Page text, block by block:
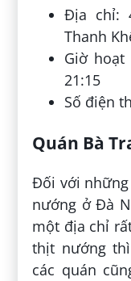
Địa chỉ:
Thanh
Giờ hoạt
21:15
Số điện
Quán Bà
Đối với
nướng ở Đà
một địa chỉ
thịt nướng
các quán